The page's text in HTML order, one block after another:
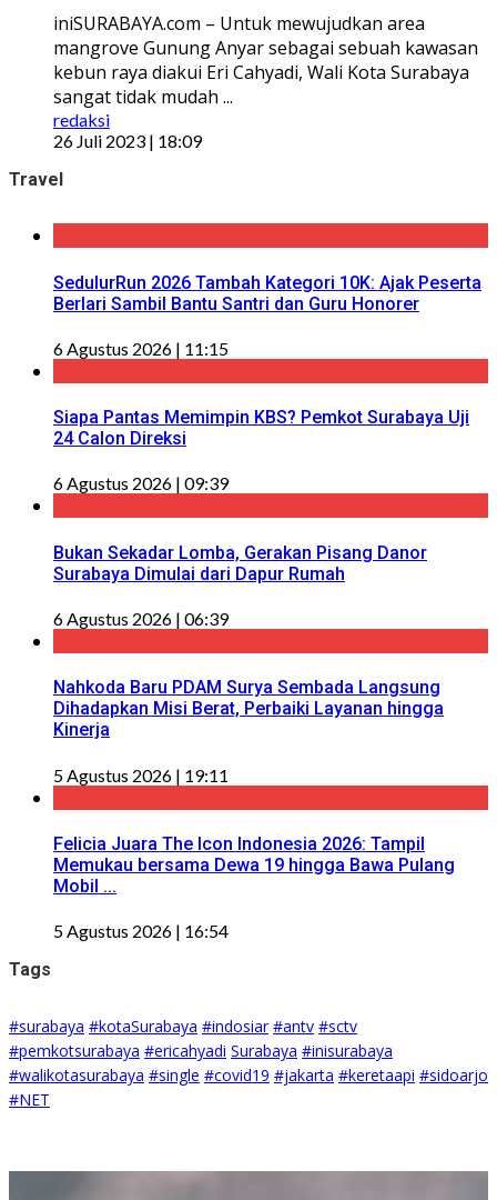
iniSURABAYA.com – Untuk mewujudkan area
mangrove Gunung Anyar sebagai sebuah kawasan
kebun raya diakui Eri Cahyadi, Wali Kota Surabaya
sangat tidak mudah ...
redaksi
26 Juli 2023 | 18:09
Travel
SedulurRun 2026 Tambah Kategori 10K: Ajak Peserta
Berlari Sambil Bantu Santri dan Guru Honorer
6 Agustus 2026 | 11:15
Siapa Pantas Memimpin KBS? Pemkot Surabaya Uji
24 Calon Direksi
6 Agustus 2026 | 09:39
Bukan Sekadar Lomba, Gerakan Pisang Danor
Surabaya Dimulai dari Dapur Rumah
6 Agustus 2026 | 06:39
Nahkoda Baru PDAM Surya Sembada Langsung
Dihadapkan Misi Berat, Perbaiki Layanan hingga
Kinerja
5 Agustus 2026 | 19:11
Felicia Juara The Icon Indonesia 2026: Tampil
Memukau bersama Dewa 19 hingga Bawa Pulang
Mobil ...
5 Agustus 2026 | 16:54
Tags
#surabaya #kotaSurabaya #indosiar #antv #sctv
#pemkotsurabaya #ericahyadi Surabaya #inisurabaya
#walikotasurabaya #single #covid19 #jakarta #keretaapi #sidoarjo
#NET